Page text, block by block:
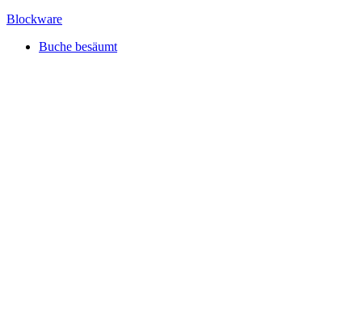
Blockware
Buche besäumt